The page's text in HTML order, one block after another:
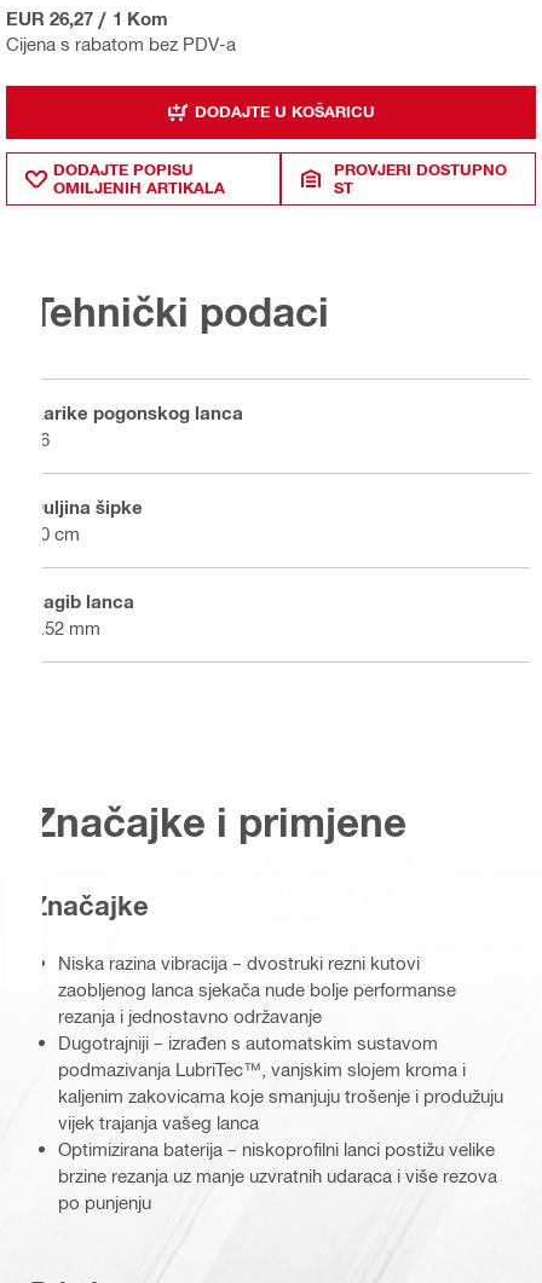
Cijena s rabatom bez PDV-a
EUR 26,27 / 1 Kom
DODAJTE U KOŠARICU
DODAJTE POPISU
OMILJENIH ARTIKALA
PROVJERI DOSTUPNO
ST
Tehnički podaci
Karike pogonskog lanca
56
Duljina šipke
40 cm
Nagib lanca
9.52 mm
Značajke i primjene
Značajke
Niska razina vibracija – dvostruki rezni kutovi
zaobljenog lanca sjekača nude bolje performanse
rezanja i jednostavno održavanje
Dugotrajniji – izrađen s automatskim sustavom
podmazivanja LubriTec™, vanjskim slojem kroma i
kaljenim zakovicama koje smanjuju trošenje i produžuju
vijek trajanja vašeg lanca
Optimizirana baterija – niskoprofilni lanci postižu velike
brzine rezanja uz manje uzvratnih udaraca i više rezova
po punjenju